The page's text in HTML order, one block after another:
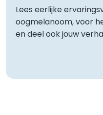
Lees eerlijke
oogmelanoom, voor
en deel ook jouw